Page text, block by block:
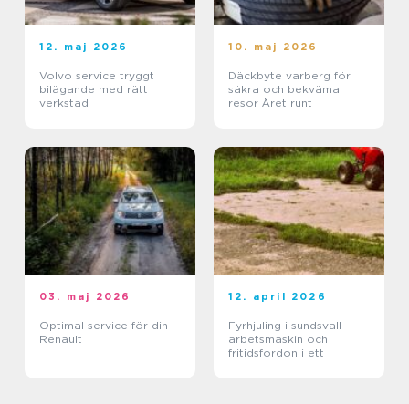
12. maj 2026
Volvo service tryggt
bilägande med rätt
verkstad
10. maj 2026
Däckbyte varberg för
säkra och bekväma
resor Året runt
03. maj 2026
Optimal service för din
Renault
12. april 2026
Fyrhjuling i sundsvall
arbetsmaskin och
fritidsfordon i ett